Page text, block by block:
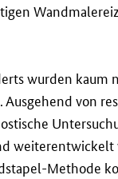
wurden
von
weiterentwickelt
Methode